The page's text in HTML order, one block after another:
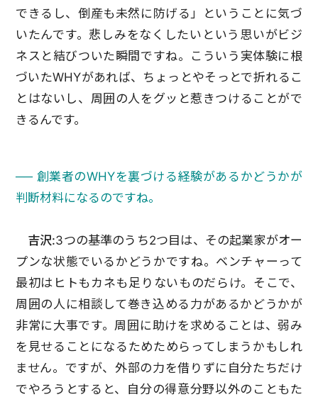
できるし、倒産も未然に防げる」ということに気づ
いたんです。悲しみをなくしたいという思いがビジ
ネスと結びついた瞬間ですね。こういう実体験に根
づいたWHYがあれば、ちょっとやそっとで折れるこ
とはないし、周囲の人をグッと惹きつけることがで
きるんです。
── 創業者のWHYを裏づける経験があるかどうかが
判断材料になるのですね。
吉沢:3つの基準のうち2つ目は、その起業家がオー
プンな状態でいるかどうかですね。ベンチャーって
最初はヒトもカネも足りないものだらけ。そこで、
周囲の人に相談して巻き込める力があるかどうかが
非常に大事です。周囲に助けを求めることは、弱み
を見せることになるためためらってしまうかもしれ
ません。ですが、外部の力を借りずに自分たちだけ
でやろうとすると、自分の得意分野以外のこともた